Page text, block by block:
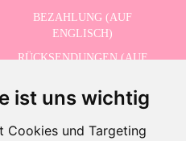
ist uns wichtig
Cookies und Targeting
BEZAHLUNG (AUF
ENGLISCH)
RÜCKSENDUNGEN (AUF
KONTAKT